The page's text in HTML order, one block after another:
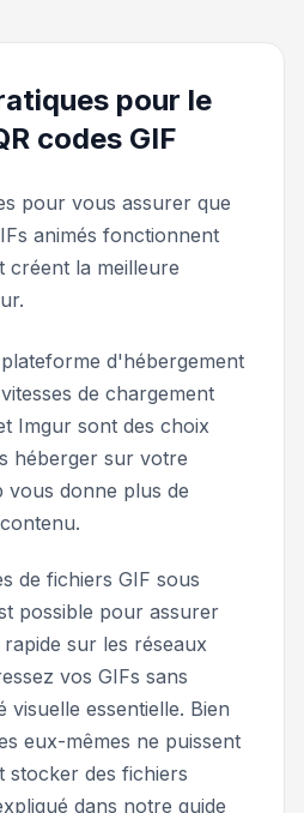
pour le
codes GIF
pour vous assurer que
animés fonctionnent
créent la meilleure
d'hébergement
de chargement
Imgur sont des choix
héberger sur votre
vous donne plus de
de fichiers GIF sous
possible pour assurer
sur les réseaux
vos GIFs sans
visuelle essentielle. Bien
eux-mêmes ne puissent
stocker des fichiers
dans notre guide